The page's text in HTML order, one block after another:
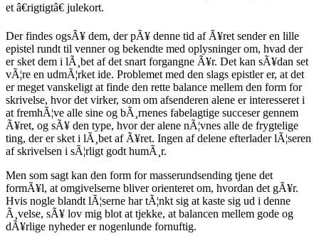
et â€rigtigtâ€ julekort.
Der findes ogsÃ¥ dem, der pÃ¥ denne tid af Ã¥ret sender en lille
epistel rundt til venner og bekendte med oplysninger om, hvad der
er sket dem i lÃ¸bet af det snart forgangne Ã¥r. Det kan sÃ¥dan set
vÃ¦re en udmÃ¦rket ide. Problemet med den slags epistler er, at det
er meget vanskeligt at finde den rette balance mellem den form for
skrivelse, hvor det virker, som om afsenderen alene er interesseret i
at fremhÃ¦ve alle sine og bÃ¸rnenes fabelagtige succeser gennem
Ã¥ret, og sÃ¥ den type, hvor der alene nÃ¦vnes alle de frygtelige
ting, der er sket i lÃ¸bet af Ã¥ret. Ingen af delene efterlader lÃ¦seren
af skrivelsen i sÃ¦rligt godt humÃ¸r.
Men som sagt kan den form for masserundsending tjene det
formÃ¥l, at omgivelserne bliver orienteret om, hvordan det gÃ¥r.
Hvis nogle blandt lÃ¦serne har tÃ¦nkt sig at kaste sig ud i denne
Ã¸velse, sÃ¥ lov mig blot at tjekke, at balancen mellem gode og
dÃ¥rlige nyheder er nogenlunde fornuftig.